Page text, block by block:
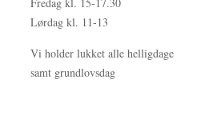
Fredag kl. 15-17.30
Lørdag kl. 11-13
Vi holder lukket alle helligdage
samt grundlovsdag